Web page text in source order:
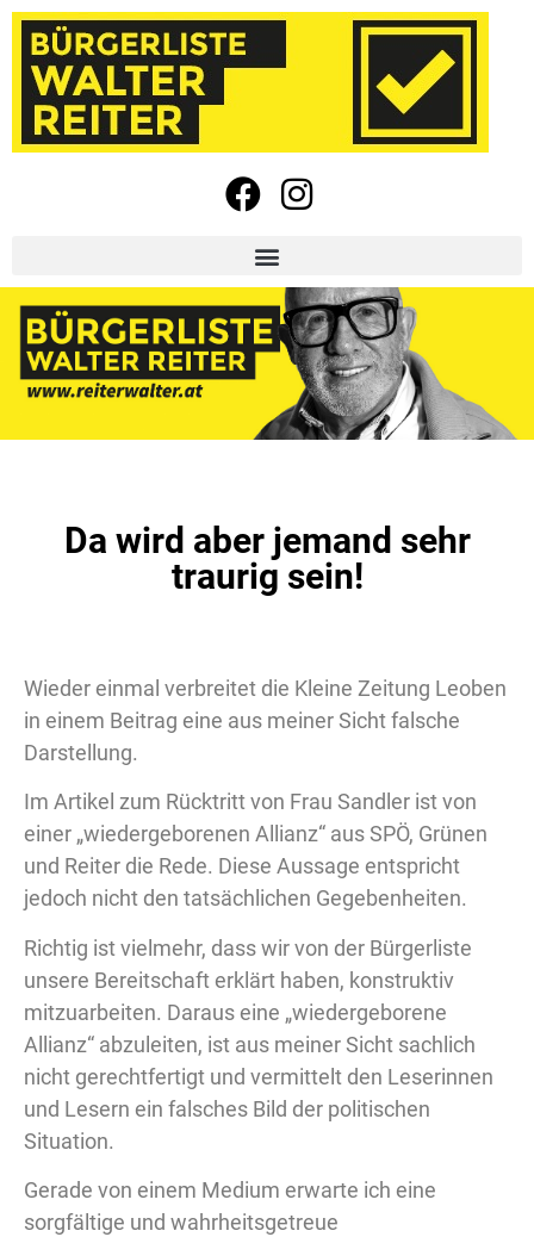
Da wird aber jemand sehr
traurig sein!
Wieder einmal verbreitet die Kleine Zeitung Leoben
in einem Beitrag eine aus meiner Sicht falsche
Darstellung.
Im Artikel zum Rücktritt von Frau Sandler ist von
einer „wiedergeborenen Allianz“ aus SPÖ, Grünen
und Reiter die Rede. Diese Aussage entspricht
jedoch nicht den tatsächlichen Gegebenheiten.
Richtig ist vielmehr, dass wir von der Bürgerliste
unsere Bereitschaft erklärt haben, konstruktiv
mitzuarbeiten. Daraus eine „wiedergeborene
Allianz“ abzuleiten, ist aus meiner Sicht sachlich
nicht gerechtfertigt und vermittelt den Leserinnen
und Lesern ein falsches Bild der politischen
Situation.
Gerade von einem Medium erwarte ich eine
sorgfältige und wahrheitsgetreue